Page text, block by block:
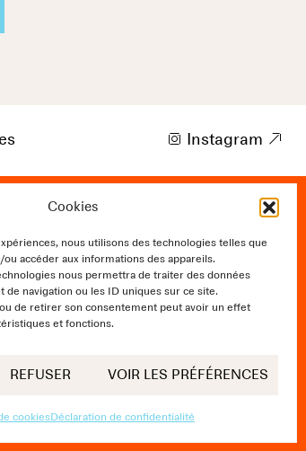
Cookies
nous utilisons des technologies telles que
accéder aux informations des appareils.
nous permettra de traiter des données
navigation ou les ID uniques sur ce site.
de retirer son consentement peut avoir un effet
et fonctions.
REFUSER VOIR LES PRÉFÉRENCES
cookiesDéclaration de confidentialité
i Instagram 9
Design:NNstudio /Development: